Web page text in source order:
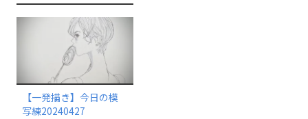
【一発描き】今日の模
写練20240427